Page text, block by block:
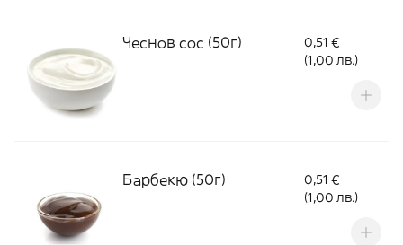
Чеснов сос (50г)
0,51 €
(1,00 лв.)
Барбекю (50г)
0,51 €
(1,00 лв.)